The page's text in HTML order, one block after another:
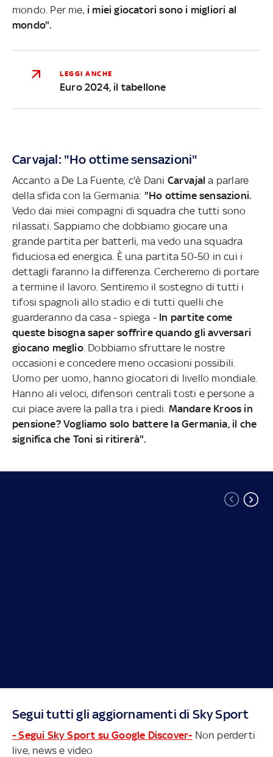
mondo. Per me, i miei giocatori sono i migliori al
mondo".
LEGGI ANCHE
Euro 2024, il tabellone
Carvajal: "Ho ottime sensazioni"
Accanto a De La Fuente, c'è Dani Carvajala parlare
della sfida con la Germania: "Ho ottime sensazioni.
Vedo dai miei compagni di squadra che tutti sono
rilassati. Sappiamo che dobbiamo giocare una
grande partita per batterli, ma vedo una squadra
fiduciosa ed energica. È una partita 50-50 in cui i
dettagli faranno la differenza. Cercheremo di portare
a termine il lavoro. Sentiremo il sostegno di tutti i
tifosi spagnoli allo stadio e di tutti quelli che
guarderanno da casa - spiega - In partite come
queste bisogna saper soffrire quando gli avversari
giocano meglio. Dobbiamo sfruttare le nostre
occasioni e concedere meno occasioni possibili.
Uomo per uomo, hanno giocatori di livello mondiale.
Hanno ali veloci, difensori centrali tosti e persone a
cui piace avere la palla tra i piedi. Mandare Kroos in
pensione? Vogliamo solo battere la Germania, il che
significa che Toni si ritirerà".
Segui tutti gli aggiornamenti di Sky Sport
- Segui Sky Sport su Google Discover- Non perderti
live, news e video